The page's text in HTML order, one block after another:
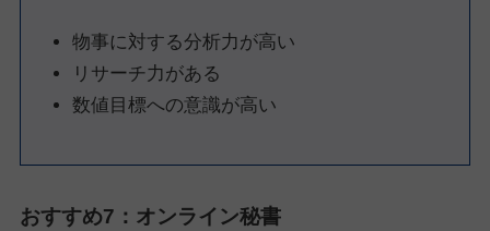
物事に対する分析力が高い
リサーチ力がある
数値目標への意識が高い
おすすめ7：オンライン秘書